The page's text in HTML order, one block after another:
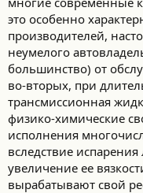
это особенно
производителей,
неумелого
большинство) от
во-вторых, при
трансмиссионная
физико-химические
исполнения
вследствие
увеличение ее
вырабатывают свой